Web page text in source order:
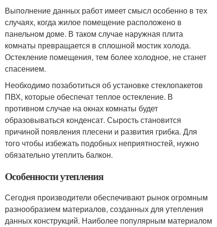
Выполнение данных работ имеет смысл особенно в тех
случаях, когда жилое помещение расположено в
панельном доме. В таком случае наружная плита
комнаты превращается в сплошной мостик холода.
Остекление помещения, тем более холодное, не станет
спасением.
Необходимо позаботиться об установке стеклопакетов
ПВХ, которые обеспечат теплое остекление. В
противном случае на окнах комнаты будет
образовываться конденсат. Сырость становится
причиной появления плесени и развития грибка. Для
того чтобы избежать подобных неприятностей, нужно
обязательно утеплить балкон.
Особенности утепления
Сегодня производители обеспечивают рынок огромным
разнообразием материалов, созданных для утепления
данных конструкций. Наиболее популярным материалом